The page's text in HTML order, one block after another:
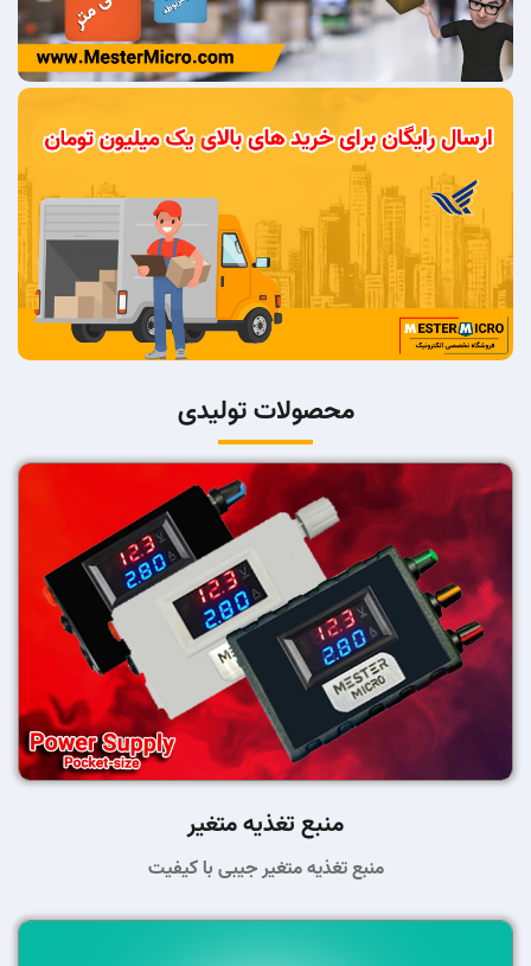
محصولات تولیدی
منبع تغذیه متغیر
منبع تغذیه متغیر جیبی با کیفیت